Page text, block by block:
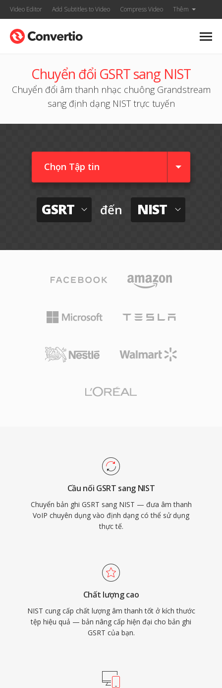
Video Editor Add Subtitles to Video Compress Video Thêm
Chuyển đổi GSRT sang NIST
Chuyển đổi âm thanh nhạc chuông Grandstream
sang định dạng NIST trực tuyến
Chọn Tập tin
GSRT đến NIST
Cầu nối GSRT sang NIST
Chuyển bản ghi GSRT sang NIST — đưa âm thanh
VoIP chuyên dụng vào định dạng có thể sử dụng
thực tế.
Chất lượng cao
NIST cung cấp chất lượng âm thanh tốt ở kích thước
tệp hiệu quả — bản nâng cấp hiện đại cho bản ghi
GSRT của bạn.